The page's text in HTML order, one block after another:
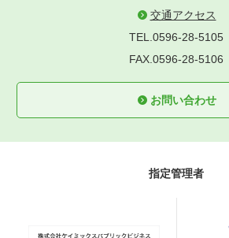
交通アクセス
TEL.0596-28-5105
FAX.0596-28-5106
お問い合わせ
指定管理者